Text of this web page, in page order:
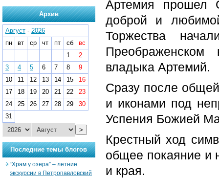
Артемия прошел
доброй и
Торжества
Преображенском
владыка Артемий.
Сразу после
и иконами под
Успения Божией
Крестный ход
общее покаяние и
и края.
Архив
Август - 2026
пн
вт ср чт пт сб
вс
1
2
3
4 5 6 7 8
9
10
11 12 13 14 15
16
17
18 19 20 21 22
23
24
25 26 27 28 29
30
31
>
Последние темы блогов
“Храм у озера” – летние
экскурсии в Петропавловский